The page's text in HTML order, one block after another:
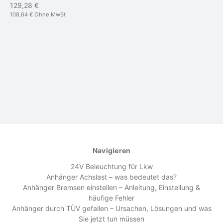
129,28 €
108,64 € Ohne MwSt
Navigieren
24V Beleuchtung für Lkw
Anhänger Achslast – was bedeutet das?
Anhänger Bremsen einstellen – Anleitung, Einstellung &
häufige Fehler
Anhänger durch TÜV gefallen – Ursachen, Lösungen und was
Sie jetzt tun müssen